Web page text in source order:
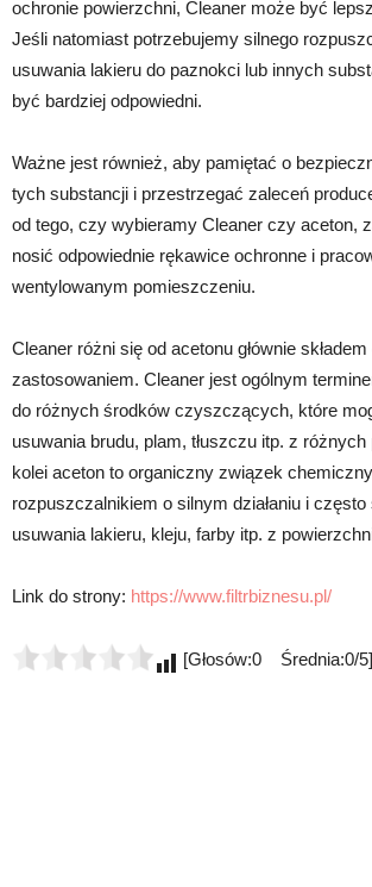
ochronie powierzchni, Cleaner może być
Jeśli natomiast potrzebujemy silnego
usuwania lakieru do paznokci lub innych
być bardziej odpowiedni.
Ważne jest również, aby pamiętać o
tych substancji i przestrzegać zaleceń
od tego, czy wybieramy Cleaner czy aceton,
nosić odpowiednie rękawice ochronne i
wentylowanym pomieszczeniu.
Cleaner różni się od acetonu głównie
zastosowaniem. Cleaner jest ogólnym
do różnych środków czyszczących, które
usuwania brudu, plam, tłuszczu itp. z
kolei aceton to organiczny związek
rozpuszczalnikiem o silnym działaniu i
usuwania lakieru, kleju, farby itp. z
Link do strony: https://www.filtrbiznesu.pl/
[Głosów:0 Średnia:0/5]